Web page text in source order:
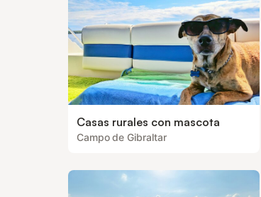
Casas rurales con mascota
Campo de Gibraltar